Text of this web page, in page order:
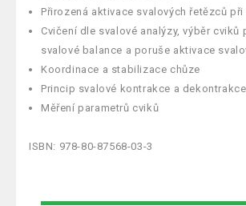
Přirozená aktivace svalových řetězců při
Cvičení dle svalové analýzy, výběr cviků
svalové balance a poruše aktivace
Koordinace a stabilizace chůze
Princip svalové kontrakce a dekontrakce
Měření parametrů cviků
ISBN: 978-80-87568-03-3